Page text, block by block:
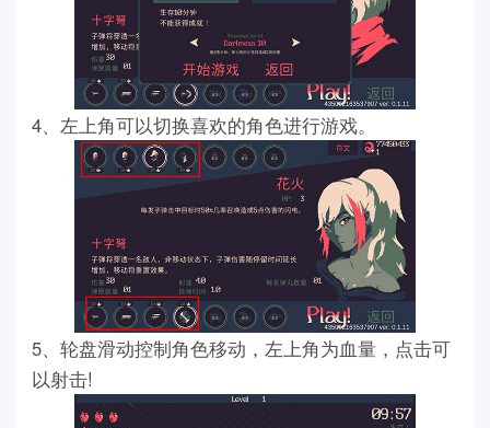
4、左上角可以切换喜欢的角色进行游戏。
5、轮盘滑动控制角色移动，左上角为血量，点击可
以射击!